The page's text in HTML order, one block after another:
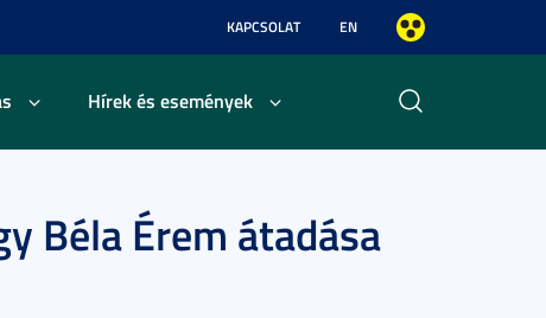
KAPCSOLAT EN
Hírek és események
Béla Érem átadása